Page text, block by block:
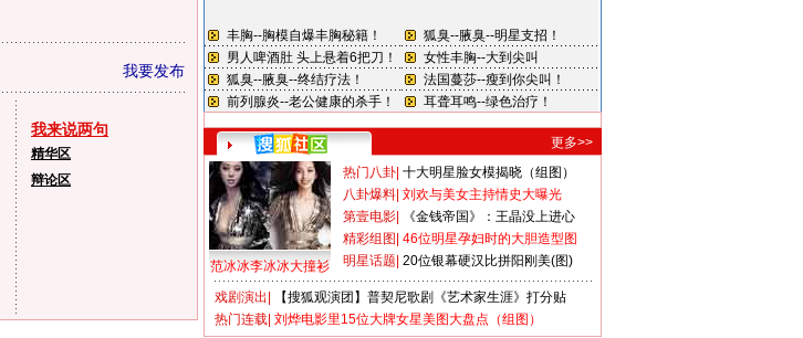
我要发布
我来说两句
精华区
辩论区
更多>>
范冰冰李冰冰大撞衫
热门八卦 十大明星脸女模揭晓（组图）
八卦爆料 刘欢与美女主持情史大曝光
第壹电影
《金钱帝国》：王晶没上进心
精彩组图 46位明星孕妇时的大胆造型图
明星话题 20位银幕硬汉比拼阳刚美(图)
戏剧演出
【搜狐观演团】普契尼歌剧《艺术家生涯》打分贴
热门连载 刘烨电影里15位大牌女星美图大盘点（组图）